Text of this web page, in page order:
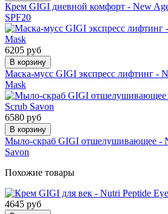
Крем GIGI дневной комфорт - New
SPF20
6205 руб
В корзину
Маска-мусс GIGI экспресс лифтинг -
Mask
6580 руб
В корзину
Мыло-скраб GIGI отшелушивающее -
Savon
Похожие товары
4645 руб